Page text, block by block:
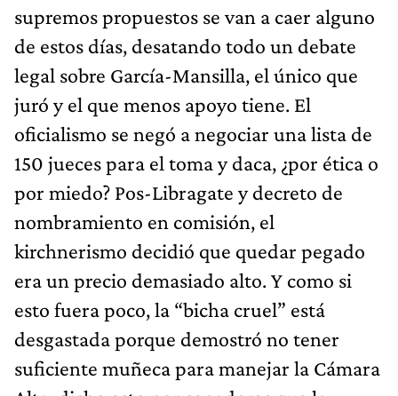
supremos propuestos se van a caer alguno
de estos días, desatando todo un debate
legal sobre García-Mansilla, el único que
juró y el que menos apoyo tiene. El
oficialismo se negó a negociar una lista de
150 jueces para el toma y daca, ¿por ética o
por miedo? Pos-Libragate y decreto de
nombramiento en comisión, el
kirchnerismo decidió que quedar pegado
era un precio demasiado alto. Y como si
esto fuera poco, la “bicha cruel” está
desgastada porque demostró no tener
suficiente muñeca para manejar la Cámara